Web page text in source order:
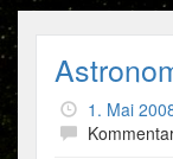
1. Mai